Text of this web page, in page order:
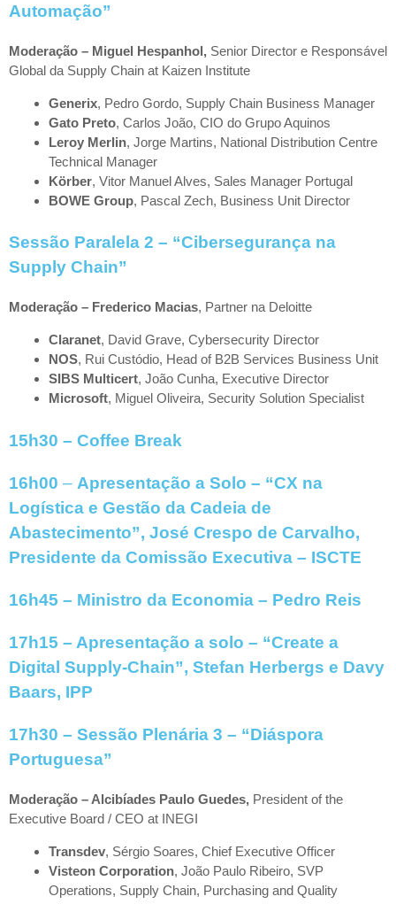
Automação”
Moderação – Miguel Hespanhol, Senior Director e Responsável
Global da Supply Chain at Kaizen Institute
Generix, Pedro Gordo, Supply Chain Business Manager
Gato Preto, Carlos João, CIO do Grupo Aquinos
Leroy Merlin, Jorge Martins, National Distribution Centre
Technical Manager
Körber, Vitor Manuel Alves, Sales Manager Portugal
BOWE Group, Pascal Zech, Business Unit Director
Sessão Paralela 2 – “Cibersegurança na
Supply Chain”
Moderação – Frederico Macias, Partner na Deloitte
Claranet, David Grave, Cybersecurity Director
NOS, Rui Custódio, Head of B2B Services Business Unit
SIBS Multicert, João Cunha, Executive Director
Microsoft, Miguel Oliveira, Security Solution Specialist
15h30 – Coffee Break
16h00 – Apresentação a Solo – “CX na
Logística e Gestão da Cadeia de
Abastecimento”, José Crespo de Carvalho,
Presidente da Comissão Executiva – ISCTE
16h45 – Ministro da Economia – Pedro Reis
17h15 – Apresentação a solo – “Create a
Digital Supply-Chain”, Stefan Herbergs e Davy
Baars, IPP
17h30 – Sessão Plenária 3 – “Diáspora
Portuguesa”
Moderação – Alcibíades Paulo Guedes, President of the
Executive Board / CEO at INEGI
Transdev, Sérgio Soares, Chief Executive Officer
Visteon Corporation, João Paulo Ribeiro, SVP
Operations, Supply Chain, Purchasing and Quality